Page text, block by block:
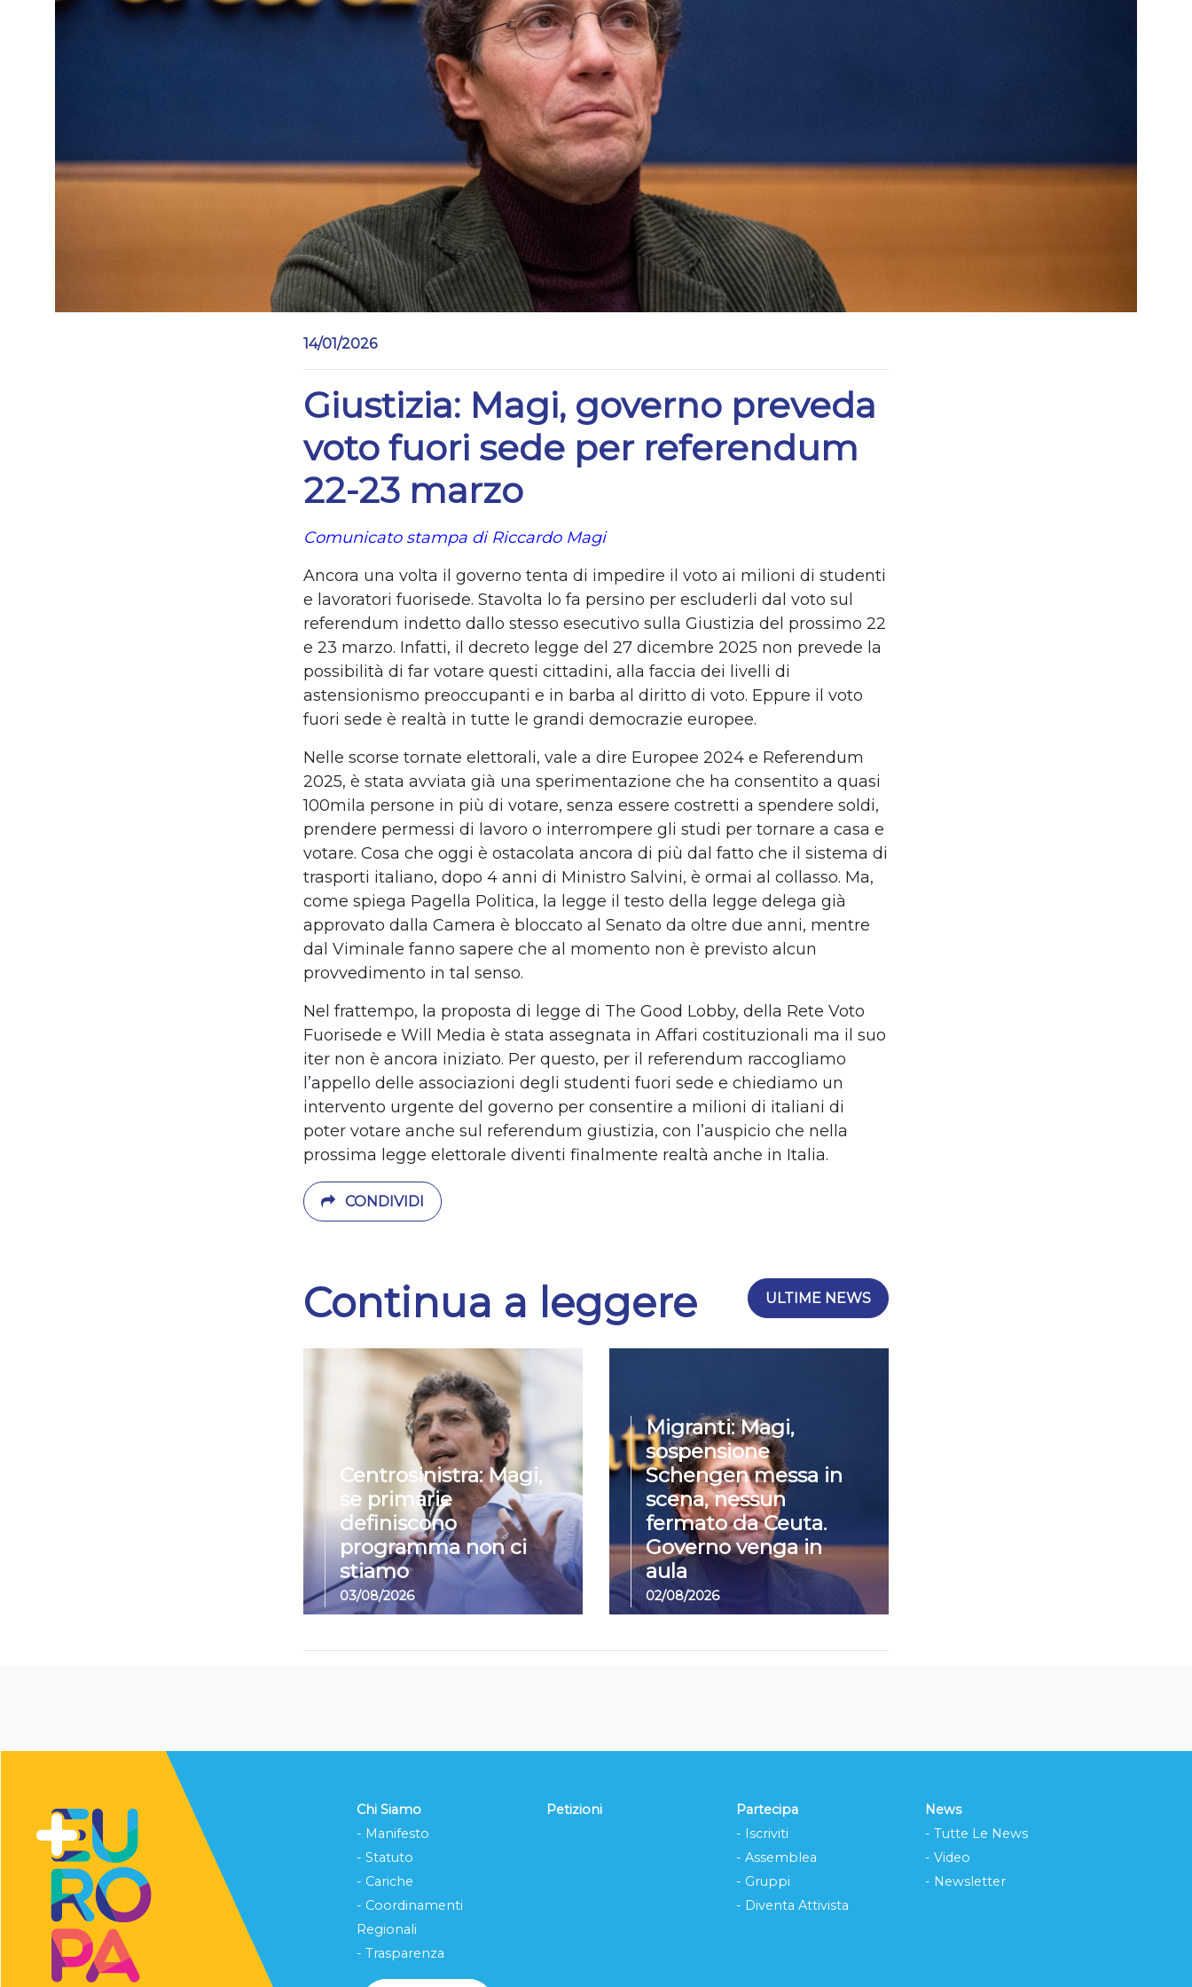
14/01/2026
Giustizia: Magi, governo preveda
voto fuori sede per referendum
22-23 marzo
Comunicato stampa di Riccardo Magi
Ancora una volta il governo tenta di impedire il voto ai milioni di studenti
e lavoratori fuorisede. Stavolta lo fa persino per escluderli dal voto sul
referendum indetto dallo stesso esecutivo sulla Giustizia del prossimo 22
e 23 marzo. Infatti, il decreto legge del 27 dicembre 2025 non prevede la
possibilità di far votare questi cittadini, alla faccia dei livelli di
astensionismo preoccupanti e in barba al diritto di voto. Eppure il voto
fuori sede è realtà in tutte le grandi democrazie europee.
Nelle scorse tornate elettorali, vale a dire Europee 2024 e Referendum
2025, è stata avviata già una sperimentazione che ha consentito a quasi
100mila persone in più di votare, senza essere costretti a spendere soldi,
prendere permessi di lavoro o interrompere gli studi per tornare a casa e
votare. Cosa che oggi è ostacolata ancora di più dal fatto che il sistema di
trasporti italiano, dopo 4 anni di Ministro Salvini, è ormai al collasso. Ma,
come spiega Pagella Politica, la legge il testo della legge delega già
approvato dalla Camera è bloccato al Senato da oltre due anni, mentre
dal Viminale fanno sapere che al momento non è previsto alcun
provvedimento in tal senso.
Nel frattempo, la proposta di legge di The Good Lobby, della Rete Voto
Fuorisede e Will Media è stata assegnata in Affari costituzionali ma il suo
iter non è ancora iniziato. Per questo, per il referendum raccogliamo
l’appello delle associazioni degli studenti fuori sede e chiediamo un
intervento urgente del governo per consentire a milioni di italiani di
poter votare anche sul referendum giustizia, con l’auspicio che nella
prossima legge elettorale diventi finalmente realtà anche in Italia.
CONDIVIDI
Continua a leggere ULTIME NEWS
Centrosinistra: Magi,
se primarie
definiscono
programma non ci
stiamo
03/08/2026
Migranti: Magi,
sospensione
Schengen messa in
scena, nessun
fermato da Ceuta.
Governo venga in
aula
02/08/2026
Chi Siamo
- Manifesto
- Statuto
- Cariche
- Coordinamenti
Regionali
- Trasparenza
Petizioni
Partecipa
- Iscriviti
- Assemblea
- Gruppi
- Diventa Attivista
News
- Tutte Le News
- Video
- Newsletter